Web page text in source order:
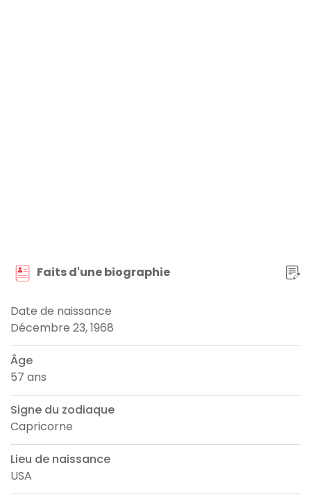
Faits d'une biographie
Date de naissance
Décembre 23, 1968
Âge
57 ans
Signe du zodiaque
Capricorne
Lieu de naissance
USA